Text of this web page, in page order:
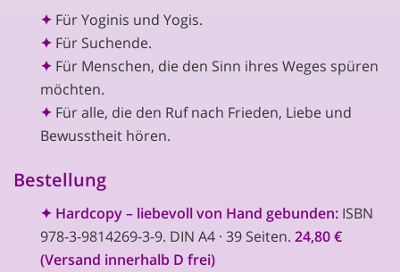
✦ Für Yoginis und Yogis.
✦ Für Suchende.
✦ Für Menschen, die den Sinn ihres Weges spüren
möchten.
✦ Für alle, die den Ruf nach Frieden, Liebe und
Bewusstheit hören.
Bestellung
✦ Hardcopy– liebevoll von Hand gebunden: ISBN
978-3-9814269-3-9. DIN A4 · 39 Seiten. 24,80 €
(Versand innerhalb D frei)